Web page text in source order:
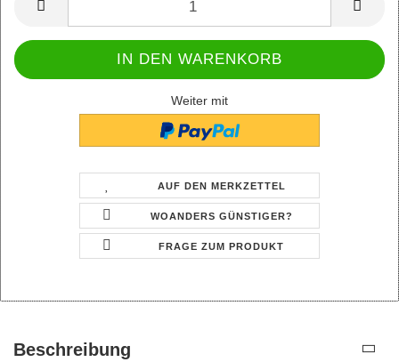
Weiter mit
AUF DEN MERKZETTEL
WOANDERS GÜNSTIGER?
FRAGE ZUM PRODUKT
Beschreibung